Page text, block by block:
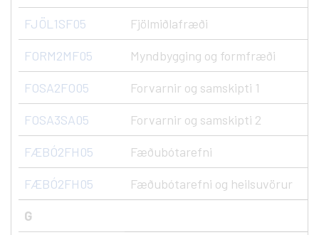
FJÖL1SF05 Fjölmiðlafræði
FORM2MF05 Myndbygging og formfræði
FOSA2FO05 Forvarnir og samskipti 1
FOSA3SA05 Forvarnir og samskipti 2
FÆBÓ2FH05 Fæðubótarefni
FÆBÓ2FH05 Fæðubótarefni og heilsuvörur
G